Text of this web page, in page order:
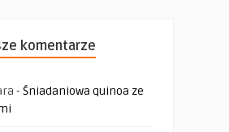
komentarze
- Śniadaniowa quinoa ze